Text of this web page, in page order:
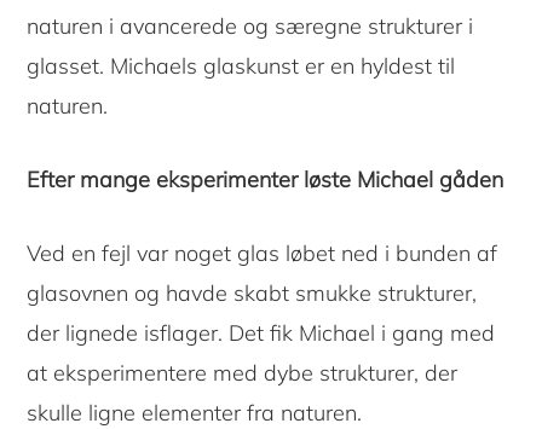
naturen i avancerede og særegne strukturer i
glasset. Michaels glaskunst er en hyldest til
naturen.
Efter mange eksperimenter løste Michael gåden
Ved en fejl var noget glas løbet ned i bunden af
glasovnen og havde skabt smukke strukturer,
der lignede isflager. Det fik Michael i gang med
at eksperimentere med dybe strukturer, der
skulle ligne elementer fra naturen.